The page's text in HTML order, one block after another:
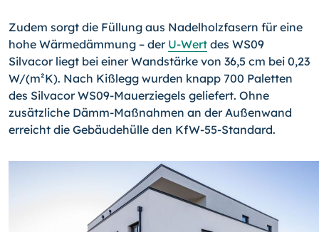
Zudem sorgt die Füllung aus Nadelholzfasern für eine
hohe Wärmedämmung – der U-Wert des WS09
Silvacor liegt bei einer Wandstärke von 36,5 cm bei 0,23
W/(m²K). Nach Kißlegg wurden knapp 700 Paletten
des Silvacor WS09-Mauerziegels geliefert. Ohne
zusätzliche Dämm-Maßnahmen an der Außenwand
erreicht die Gebäudehülle den KfW-55-Standard.